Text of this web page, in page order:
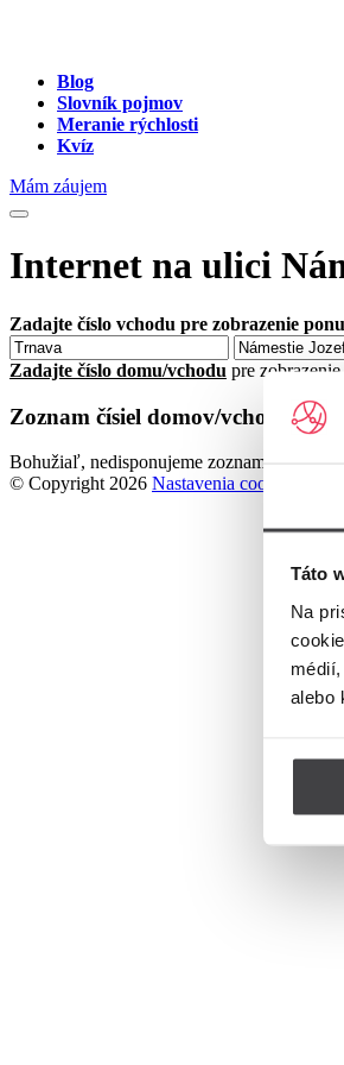
Táto
Na
alebo
Blog
Slovník pojmov
Meranie rýchlosti
Kvíz
Mám záujem
Internet na ulici
Zadajte číslo vchodu pre zobrazenie
Zadajte číslo domu/vchodu pre
Zoznam čísiel domov/vchodov na
Bohužiaľ, nedisponujeme zoznamom
© Copyright 2026 Nastavenia cookies